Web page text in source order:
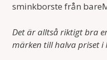
sminkborste från
Det är alltså riktigt bra
märken till halva priset i